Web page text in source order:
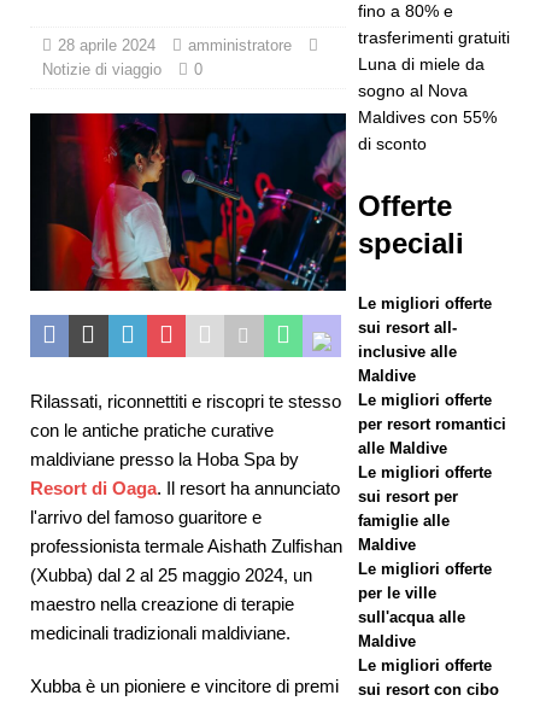
5 STELLE
novembre
Festeggia
il Natale e
il
Capodann
Vakkaru
HOTEL
E RESORT
A 5
STELLE
novembre
28 aprile 2024
amministratore
Notizie di viaggio
0
Rilassati, riconnettiti e riscopri te stesso
con le antiche pratiche curative
maldiviane presso la Hoba Spa by
Resort di Oaga. Il resort ha annunciato
l'arrivo del famoso guaritore e
professionista termale Aishath Zulfishan
(Xubba) dal 2 al 25 maggio 2024, un
maestro nella creazione di terapie
medicinali tradizionali maldiviane.
Xubba è un pioniere e vincitore di premi
fino a 80% e
trasferimenti gratuiti
Luna di miele da
sogno al Nova
Maldives con 55%
di sconto
Offerte
speciali
Le migliori offerte
sui resort all-
inclusive alle
Maldive
Le migliori offerte
per resort romantici
alle Maldive
Le migliori offerte
sui resort per
famiglie alle
Maldive
Le migliori offerte
per le ville
sull'acqua alle
Maldive
Le migliori offerte
sui resort con cibo